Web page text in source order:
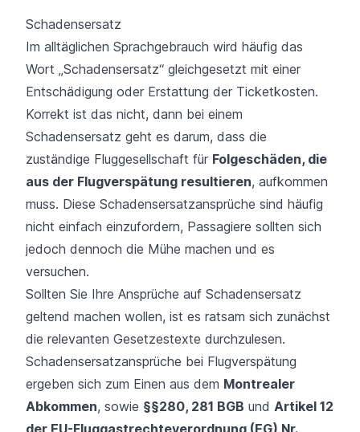
Schadensersatz
Im alltäglichen Sprachgebrauch wird häufig das
Wort „Schadensersatz“ gleichgesetzt mit einer
Entschädigung oder Erstattung der Ticketkosten.
Korrekt ist das nicht, dann bei einem
Schadensersatz geht es darum, dass die
zuständige Fluggesellschaft für Folgeschäden, die
aus der Flugverspätung resultieren, aufkommen
muss. Diese Schadensersatzansprüche sind häufig
nicht einfach einzufordern, Passagiere sollten sich
jedoch dennoch die Mühe machen und es
versuchen.
Sollten Sie Ihre Ansprüche auf Schadensersatz
geltend machen wollen, ist es ratsam sich zunächst
die relevanten Gesetzestexte durchzulesen.
Schadensersatzansprüche bei Flugverspätung
ergeben sich zum Einen aus dem Montrealer
Abkommen, sowie §§280, 281 BGB und Artikel 12
der EU-Fluggastrechteverordnung (EG) Nr.